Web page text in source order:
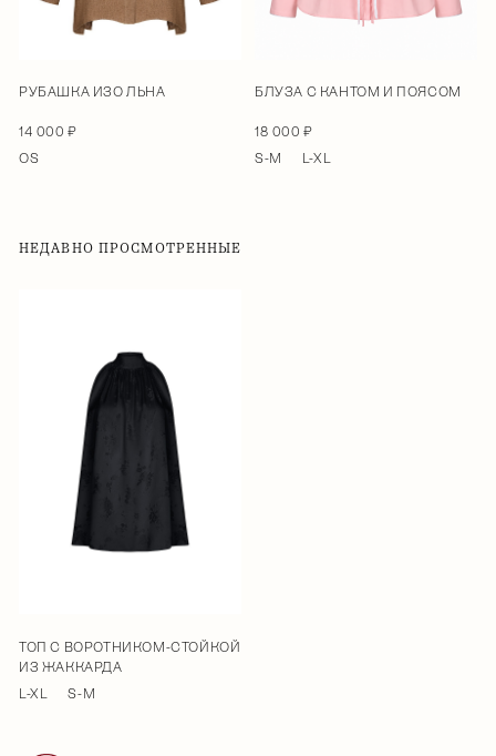
РУБАШКА ИЗО ЛЬНА
14 000 ₽
OS
БЛУЗА С КАНТОМ И ПОЯСОМ
18 000 ₽
S-M
L-XL
НЕДАВНО ПРОСМОТРЕННЫЕ
ТОП С ВОРОТНИКОМ-СТОЙКОЙ
ИЗ ЖАККАРДА
L-XL
S-M